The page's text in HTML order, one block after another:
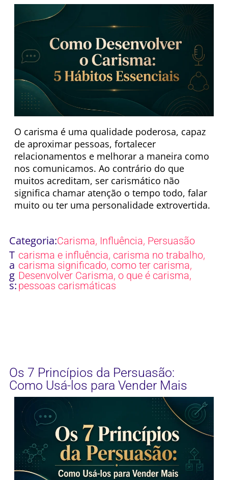
O carisma é uma qualidade poderosa, capaz
de aproximar pessoas, fortalecer
relacionamentos e melhorar a maneira como
nos comunicamos. Ao contrário do que
muitos acreditam, ser carismático não
significa chamar atenção o tempo todo, falar
muito ou ter uma personalidade extrovertida.
Categoria:Carisma, Influência, Persuasão
T
a
g
s:
carisma e influência, carisma no trabalho,
carisma significado, como ter carisma,
Desenvolver Carisma, o que é carisma,
pessoas carismáticas
Os 7 Princípios da Persuasão:
Como Usá-los para Vender Mais